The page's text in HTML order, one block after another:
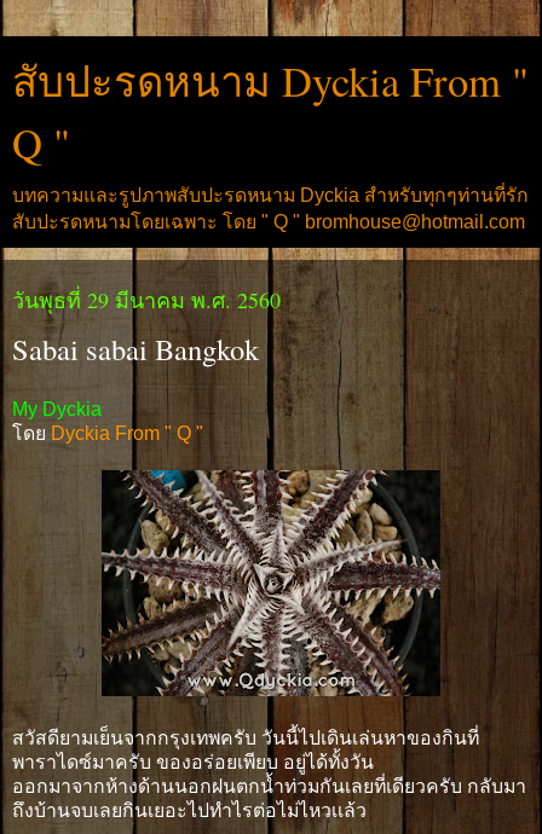
สับปะรดหนาม Dyckia From "
Q "
บทความและรูปภาพสับปะรดหนาม Dyckia สำหรับทุกๆท่านที่รัก
สับปะรดหนามโดยเฉพาะ โดย " Q " bromhouse@hotmail.com
วันพุธที่ 29 มีนาคม พ.ศ. 2560
Sabai sabai Bangkok
My Dyckia
โดย Dyckia From " Q "
สวัสดียามเย็นจากกรุงเทพครับ วันนี้ไปเดินเล่นหาของกินที่
พาราไดซ์มาครับ ของอร่อยเพียบ อยู่ได้ทั้งวัน
ออกมาจากห้างด้านนอกฝนตกน้ำท่วมกันเลยที่เดียวครับ กลับมา
ถึงบ้านจบเลยกินเยอะไปทำไรต่อไม่ไหวเเล้ว